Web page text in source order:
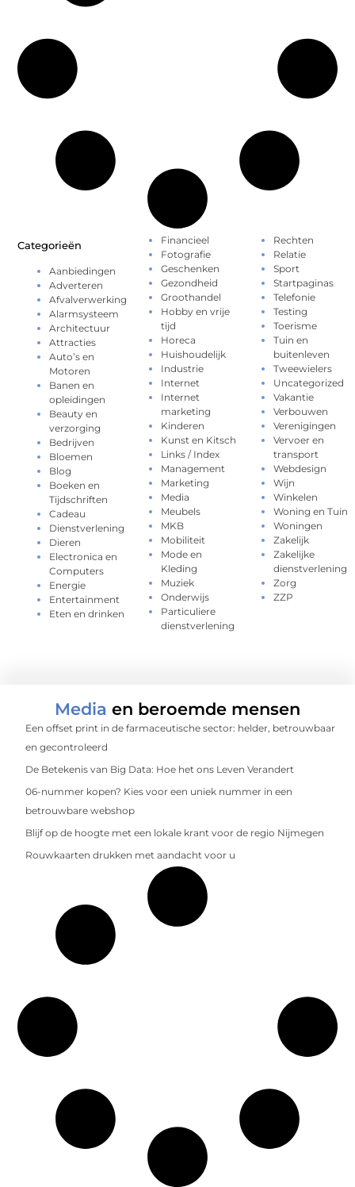
Categorieën
Aanbiedingen
Adverteren
Afvalverwerking
Alarmsysteem
Architectuur
Attracties
Auto’s en
Motoren
Banen en
opleidingen
Beauty en
verzorging
Bedrijven
Bloemen
Blog
Boeken en
Tijdschriften
Cadeau
Dienstverlening
Dieren
Electronica en
Computers
Energie
Entertainment
Eten en drinken
Financieel
Fotografie
Geschenken
Gezondheid
Groothandel
Hobby en vrije
tijd
Horeca
Huishoudelijk
Industrie
Internet
Internet
marketing
Kinderen
Kunst en Kitsch
Links / Index
Management
Marketing
Media
Meubels
MKB
Mobiliteit
Mode en
Kleding
Muziek
Onderwijs
Particuliere
dienstverlening
Rechten
Relatie
Sport
Startpaginas
Telefonie
Testing
Toerisme
Tuin en
buitenleven
Tweewielers
Uncategorized
Vakantie
Verbouwen
Verenigingen
Vervoer en
transport
Webdesign
Wijn
Winkelen
Woning en Tuin
Woningen
Zakelijk
Zakelijke
dienstverlening
Zorg
ZZP
Media en beroemde mensen
Een offset print in de farmaceutische sector: helder, betrouwbaar
en gecontroleerd
De Betekenis van Big Data: Hoe het ons Leven Verandert
06-nummer kopen? Kies voor een uniek nummer in een
betrouwbare webshop
Blijf op de hoogte met een lokale krant voor de regio Nijmegen
Rouwkaarten drukken met aandacht voor u